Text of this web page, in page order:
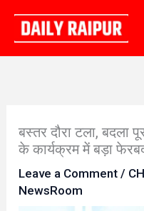
content
बस्तर दौरा टला, बदला
के कार्यक्रम में बड़ा
Leave a Comment /
NewsRoom